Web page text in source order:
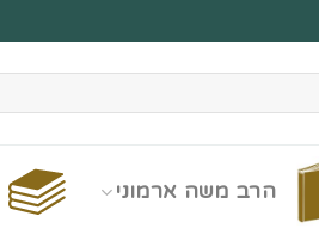
הרב משה ארמוני